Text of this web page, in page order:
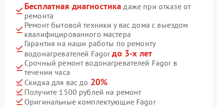
Бесплатная диагностика даже при отказе от
ремонта
Ремонт бытовой техники у вас дома с выездом
квалифицированного мастера
Гарантия на наши работы по ремонту
водонагревателей Fagorдо 3-х лет
Срочный ремонт водонагревателей Fagor в
течении часа
Скидка для вас до 20%
Получите 1500 рублей на ремонт
Оригинальные комплектующие Fagor